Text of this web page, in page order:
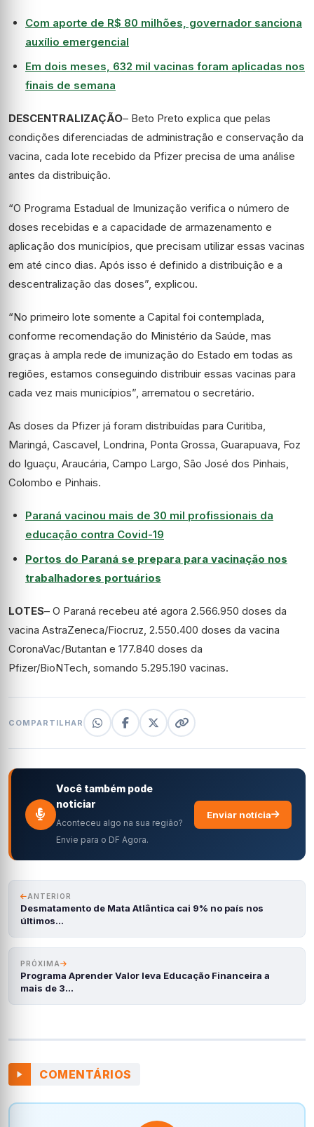
Com aporte de R$ 80 milhões, governador sanciona
auxílio emergencial
Em dois meses, 632 mil vacinas foram aplicadas nos
finais de semana
DESCENTRALIZAÇÃO– Beto Preto explica que pelas
condições diferenciadas de administração e conservação da
vacina, cada lote recebido da Pfizer precisa de uma análise
antes da distribuição.
“O Programa Estadual de Imunização verifica o número de
doses recebidas e a capacidade de armazenamento e
aplicação dos municípios, que precisam utilizar essas vacinas
em até cinco dias. Após isso é definido a distribuição e a
descentralização das doses”, explicou.
“No primeiro lote somente a Capital foi contemplada,
conforme recomendação do Ministério da Saúde, mas
graças à ampla rede de imunização do Estado em todas as
regiões, estamos conseguindo distribuir essas vacinas para
cada vez mais municípios”, arrematou o secretário.
As doses da Pfizer já foram distribuídas para Curitiba,
Maringá, Cascavel, Londrina, Ponta Grossa, Guarapuava, Foz
do Iguaçu, Araucária, Campo Largo, São José dos Pinhais,
Colombo e Pinhais.
Paraná vacinou mais de 30 mil profissionais da
educação contra Covid-19
Portos do Paraná se prepara para vacinação nos
trabalhadores portuários
LOTES– O Paraná recebeu até agora 2.566.950 doses da
vacina AstraZeneca/Fiocruz, 2.550.400 doses da vacina
CoronaVac/Butantan e 177.840 doses da
Pfizer/BioNTech, somando 5.295.190 vacinas.
COMPARTILHAR
Você também pode
noticiar
Aconteceu algo na sua região?
Envie para o DF Agora.
Enviar notícia
ANTERIOR
Desmatamento de Mata Atlântica cai 9% no país nos
últimos…
PRÓXIMA
Programa Aprender Valor leva Educação Financeira a
mais de 3…
COMENTÁRIOS